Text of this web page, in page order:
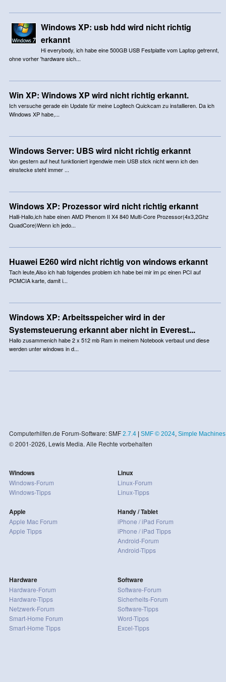
Windows XP: usb hdd wird nicht richtig
erkannt
Hi everybody, ich habe eine 500GB USB Festplatte vom Laptop getrennt,
ohne vorher 'hardware sich...
Win XP: Windows XP wird nicht richtig erkannt.
Ich versuche gerade ein Update für meine Logitech Quickcam zu installieren. Da ich
Windows XP habe,...
Windows Server: UBS wird nicht richtig erkannt
Von gestern auf heut funktioniert irgendwie mein USB stick nicht wenn ich den
einstecke steht immer ...
Windows XP: Prozessor wird nicht richtig erkannt
Halli-Hallo,ich habe einen AMD Phenom II X4 840 Multi-Core Prozessor(4x3,2Ghz
QuadCore)Wenn ich jedo...
Huawei E260 wird nicht richtig von windows erkannt
Tach leute,Also ich hab folgendes problem ich habe bei mir im pc einen PCI auf
PCMCIA karte, damit i...
Windows XP: Arbeitsspeicher wird in der
Systemsteuerung erkannt aber nicht in Everest...
Hallo zusammenich habe 2 x 512 mb Ram in meinem Notebook verbaut und diese
werden unter windows in d...
Computerhilfen.de Forum-Software: SMF 2.7.4| SMF © 2024, Simple Machines
© 2001-2026, Lewis Media. Alle Rechte vorbehalten
Windows
Windows-Forum
Windows-Tipps
Apple
Apple Mac Forum
Apple Tipps
Linux
Linux-Forum
Linux-Tipps
Handy / Tablet
iPhone / iPad Forum
iPhone / iPad Tipps
Android-Forum
Android-Tipps
Hardware
Hardware-Forum
Hardware-Tipps
Netzwerk-Forum
Smart-Home Forum
Smart-Home Tipps
Software
Software-Forum
Sicherheits-Forum
Software-Tipps
Word-Tipps
Excel-Tipps